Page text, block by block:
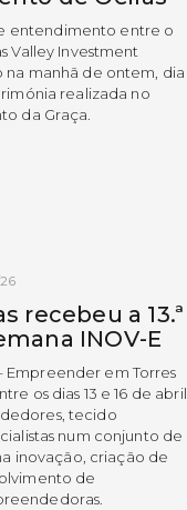
entendimento entre o
Valley Investment
na manhã de ontem, dia
realizada no
da Graça.
recebeu a 13.ª
INOV-E
Empreender em Torres
os dias 13 e 16 de abril,
tecido
num conjunto de
inovação, criação de
de